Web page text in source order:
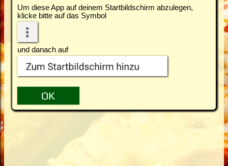
Um diese App auf deinem Startbildschirm abzulegen,
klicke bitte auf das Symbol
und danach auf